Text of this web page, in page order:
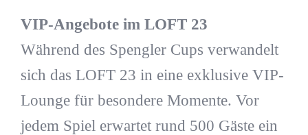
VIP-Angebote im LOFT 23
Während des Spengler Cups verwandelt
sich das LOFT 23 in eine exklusive VIP-
Lounge für besondere Momente. Vor
jedem Spiel erwartet rund 500 Gäste ein